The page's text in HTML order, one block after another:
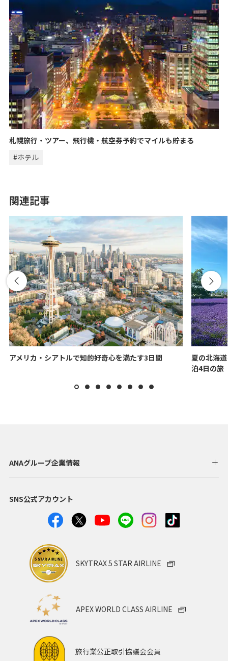
札幌旅行・ツアー、飛行機・航空券予約でマイルも貯まる
#ホテル
関連記事
アメリカ・シアトルで知的好奇心を満たす3日間
夏の北海
泊4日の旅
ANAグループ企業情報
SNS公式アカウント
SKYTRAX 5 STAR AIRLINE
APEX WORLD CLASS AIRLINE
旅行業公正取引協議会会員